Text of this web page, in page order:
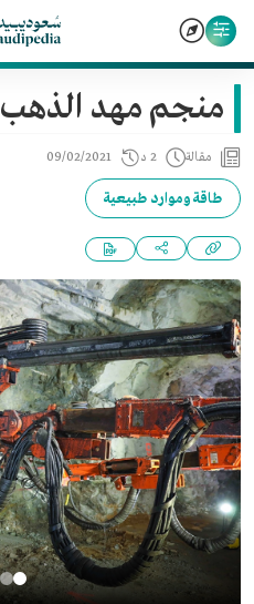
منجم مهد الذهب
مقالة 2 د 09/02/2021
طاقة وموارد طبيعية